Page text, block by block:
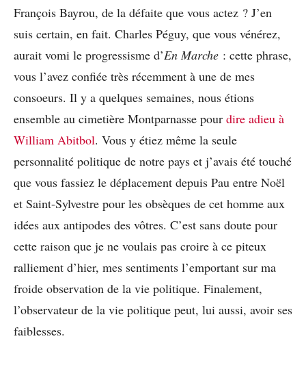
François Bayrou, de la défaite que vous actez ? J’en
suis certain, en fait. Charles Péguy, que vous vénérez,
aurait vomi le progressisme d’En Marche : cette phrase,
vous l’avez confiée très récemment à une de mes
consoeurs. Il y a quelques semaines, nous étions
ensemble au cimetière Montparnasse pour dire adieu à
William Abitbol. Vous y étiez même la seule
personnalité politique de notre pays et j’avais été touché
que vous fassiez le déplacement depuis Pau entre Noël
et Saint-Sylvestre pour les obsèques de cet homme aux
idées aux antipodes des vôtres. C’est sans doute pour
cette raison que je ne voulais pas croire à ce piteux
ralliement d’hier, mes sentiments l’emportant sur ma
froide observation de la vie politique. Finalement,
l’observateur de la vie politique peut, lui aussi, avoir ses
faiblesses.